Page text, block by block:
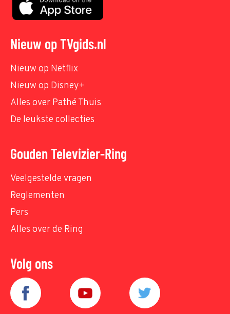
Nieuw op TVgids.nl
Nieuw op Netflix
Nieuw op Disney+
Alles over Pathé Thuis
De leukste collecties
Gouden Televizier-Ring
Veelgestelde vragen
Reglementen
Pers
Alles over de Ring
Volg ons